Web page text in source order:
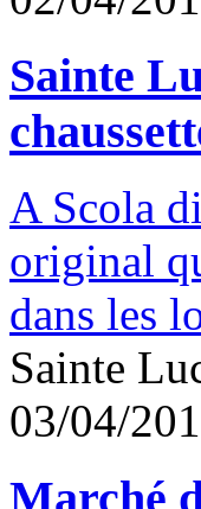
Sainte
A Scola
original
dans les
Sainte
03/04/
Marché